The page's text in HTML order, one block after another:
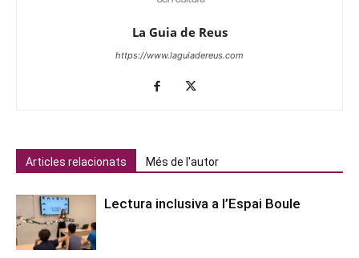
La Guia de Reus
https://www.laguiadereus.com
Articles relacionats Més de l'autor
Lectura inclusiva a l’Espai Boule